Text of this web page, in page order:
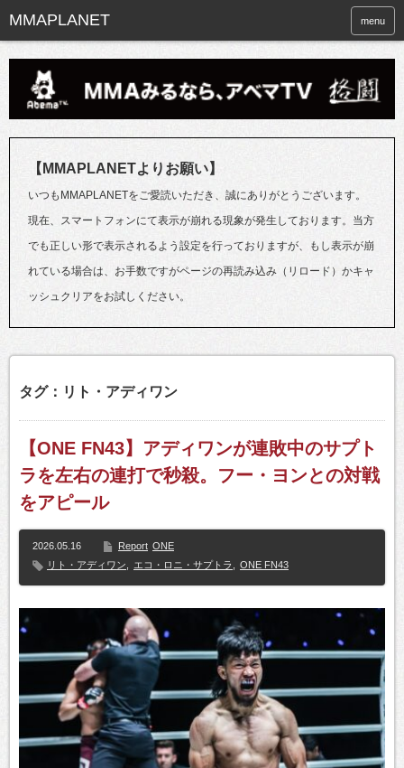
menu
【MMAPLANETよりお願い】
いつもMMAPLANETをご愛読いただき、誠にありがとうございます。
現在、スマートフォンにて表示が崩れる現象が発生しております。当方
でも正しい形で表示されるよう設定を行っておりますが、もし表示が崩
れている場合は、お手数ですがページの再読み込み（リロード）かキャ
ッシュクリアをお試しください。
タグ：リト・アディワン
【ONE FN43】アディワンが連敗中のサプト
ラを左右の連打で秒殺。フー・ヨンとの対戦
をアピール
2026.05.16 Report ONE
リト・アディワン
エコ・ロニ・サプトラ ONE FN43